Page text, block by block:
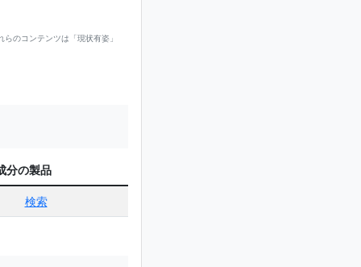
のコンテンツは「現状有姿」
分の製品
検索